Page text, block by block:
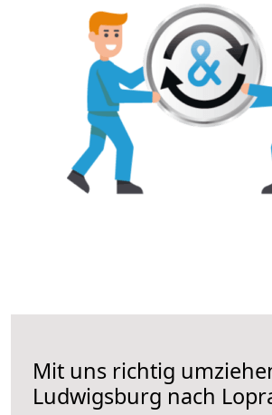
Mit uns richtig
Ludwigsburg nach